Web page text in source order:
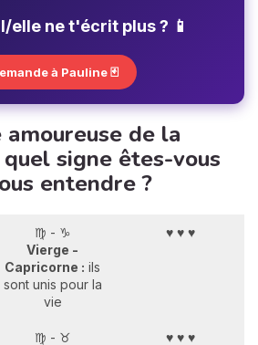
elle ne t'écrit plus ? 📱
à Pauline 🃏
de la
signe êtes-vous
entendre ?
♍ - ♑
Vierge -
Capricorne : ils
sont unis pour la
vie
♥ ♥ ♥
♍ - ♉
♥ ♥ ♥